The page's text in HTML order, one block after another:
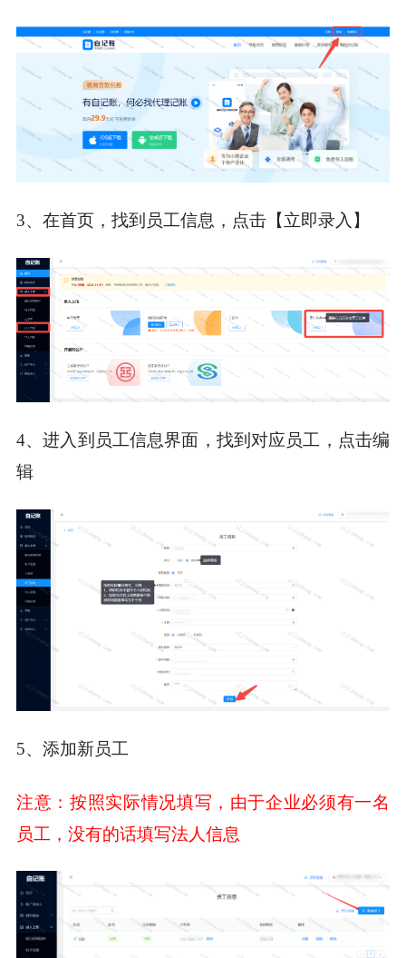
3、在首页，找到员工信息，点击【立即录入】
4、进入到员工信息界面，找到对应员工，点击编
辑
5、添加新员工
注意：按照实际情况填写，由于企业必须有一名
员工，没有的话填写法人信息